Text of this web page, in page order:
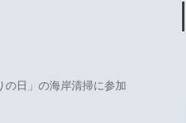
の日」の海岸清掃に参加